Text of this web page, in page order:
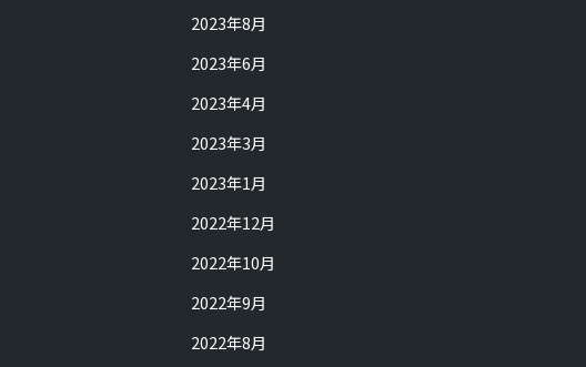
2023年8月
2023年6月
2023年4月
2023年3月
2023年1月
2022年12月
2022年10月
2022年9月
2022年8月